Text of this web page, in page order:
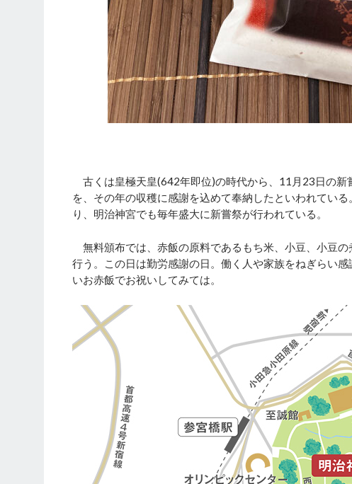
古くは皇極天皇(642年即位)の時代から、11月23日の新
を、その年の収穫に感謝を込めて奉納したといわれてい
り、明治神宮でも毎年盛大に新嘗祭が行われている。
無料頒布では、赤飯の原料であるもち米、小豆、小豆
行う。この日は勤労感謝の日。働く人や家族をねぎらい
いお赤飯でお祝いしてみては。